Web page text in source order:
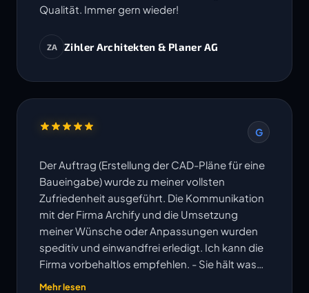
Qualität. Immer gern wieder!
ZA Zihler Architekten & Planer AG
G
Der Auftrag (Erstellung der CAD-Pläne für eine
Baueingabe) wurde zu meiner vollsten
Zufriedenheit ausgeführt. Die Kommunikation
mit der Firma Archify und die Umsetzung
meiner Wünsche oder Anpassungen wurden
speditiv und einwandfrei erledigt. Ich kann die
Firma vorbehaltlos empfehlen. - Sie hält was
ihre Website verspricht!
Mehr lesen